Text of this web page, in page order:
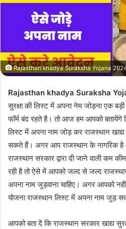
Rajasthan khadya Suraksha Yojana
Rajasthan khadya Suraksha
सुरक्षा की लिस्ट में अपना नेम जोड़ना एक
फॉर्म बंद रहते है। तो आज हम आपको बतायेंगे
लिस्ट में अपना नाम जोड़ कर राजस्थान खाद्य
सकते हैं। अगर आप राजस्थान के नागरिक
राजस्थान सरकार द्वारा दी जाने वाली कम
रही है तो ऐसे में आपको जल्द से जल्द
अपना नाम जुड़वाना चाहिए। अगर आपको
योजना राजस्थान लिस्ट में अपना नाम जुड़
आपको बता दें कि राजस्थान सरकार खाद्य